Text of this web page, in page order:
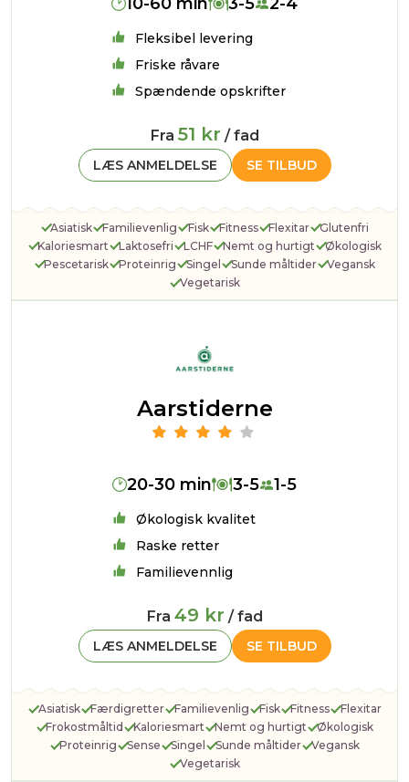
Fleksibel levering
Friske råvare
Spændende opskrifter
Fra 51 kr / fad
SE TILBUD
LÆS ANMELDELSE
Asiatisk Familievenlig Fisk Fitness Flexitar
Glutenfri
Kaloriesmart
Laktosefri LCHF Nemt og hurtigt
Økologisk
Pescetarisk
Proteinrig Singel Sunde måltider
Vegansk
Vegetarisk
Aarstiderne
20-30 min 3-5 1-5
Økologisk kvalitet
Raske retter
Familievennlig
Fra 49 kr / fad
SE TILBUD
LÆS ANMELDELSE
Asiatisk Færdigretter Familievenlig Fisk Fitness
Flexitar
Frokostmåltid
Kaloriesmart Nemt og hurtigt
Økologisk
Proteinrig
Sense Singel Sunde måltider
Vegansk
Vegetarisk